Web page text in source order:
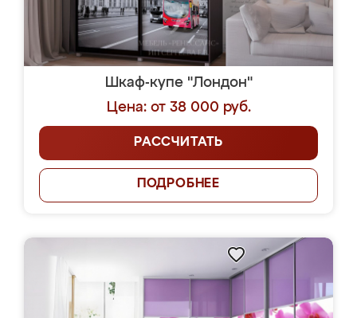
Шкаф-купе "Лондон"
Цена: от 38 000 руб.
РАССЧИТАТЬ
ПОДРОБНЕЕ